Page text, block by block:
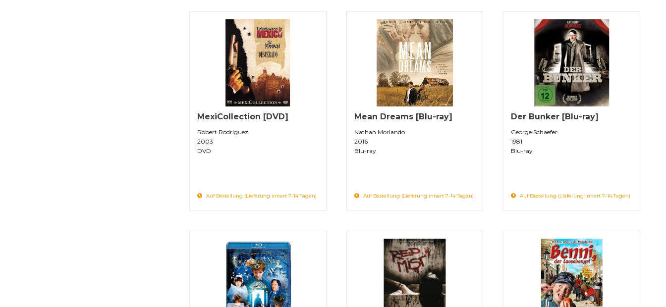
MexiCollection [DVD]
Robert Rodriguez
2003
DVD
Auf Bestellung (Lieferung innert 7-14 Tagen)
Mean Dreams [Blu-ray]
Nathan Morlando
2016
Blu-ray
Auf Bestellung (Lieferung innert 7-14 Tagen)
Der Bunker [Blu-ray]
George Schaefer
1981
Blu-ray
Auf Bestellung (Lieferung innert 7-14 Tagen)